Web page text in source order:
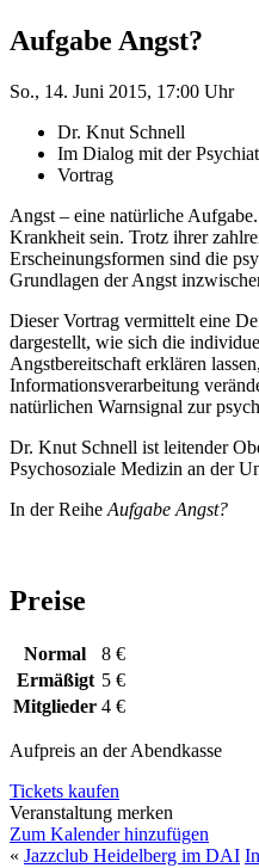
Aufgabe Angst?
So., 14. Juni 2015, 17:00 Uhr
Dr. Knut Schnell
Im Dialog mit der
Vortrag
Angst – eine natürliche
Krankheit sein. Trotz ihrer
Erscheinungsformen sind die
Grundlagen der Angst
Dieser Vortrag vermittelt eine
dargestellt, wie sich die
Angstbereitschaft erklären
Informationsverarbeitung
natürlichen Warnsignal zur
Dr. Knut Schnell ist leitender
Psychosoziale Medizin an der
In der Reihe Aufgabe Angst?
Preise
Normal
8 €
Ermäßigt 5 €
Mitglieder 4 €
Aufpreis an der Abendkasse
Tickets kaufen
Veranstaltung merken
Zum Kalender hinzufügen
« Jazzclub Heidelberg im DAI